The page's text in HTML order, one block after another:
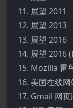
展望 2011
展望 2013
展望 2016
展望 2016
Mozilla 雷
美国在线网
Gmail 网页